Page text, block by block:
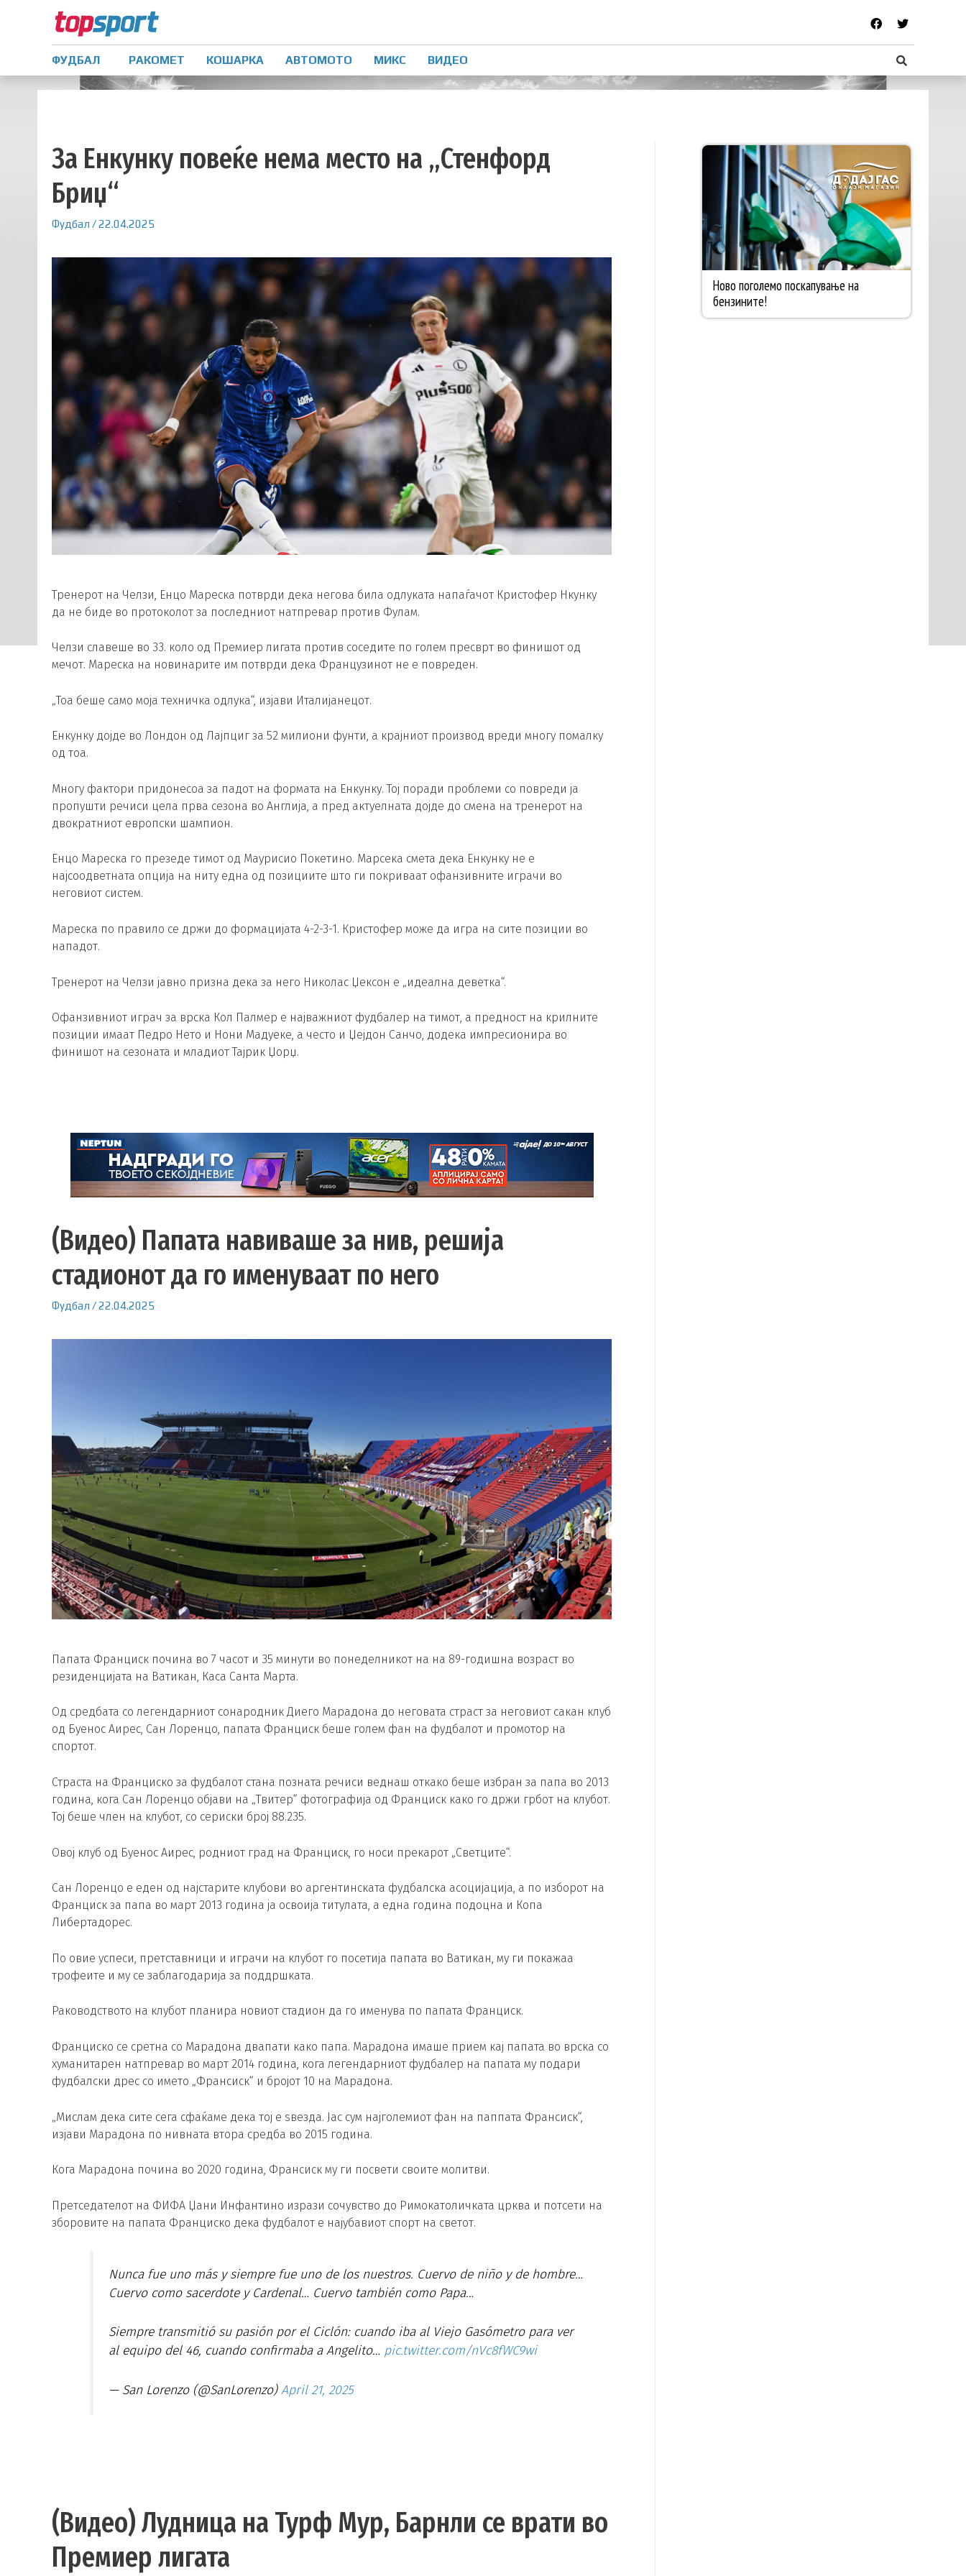
ФУДБАЛ РАКОМЕТ КОШАРКА АВТОМОТО МИКС ВИДЕО
За Енкунку повеќе нема место на „Стенфорд
Бриџ“
Фудбал /22.04.2025
Тренерот на Челзи, Енцо Мареска потврди дека негова била одлуката напаѓачот Кристофер Нкунку
да не биде во протоколот за последниот натпревар против Фулам.
Челзи славеше во 33. коло од Премиер лигата против соседите по голем пресврт во финишот од
мечот. Мареска на новинарите им потврди дека Французинот не е повреден.
„Тоа беше само моја техничка одлука“, изјави Италијанецот.
Енкунку дојде во Лондон од Лајпциг за 52 милиони фунти, а крајниот производ вреди многу помалку
од тоа.
Многу фактори придонесоа за падот на формата на Енкунку. Тој поради проблеми со повреди ја
пропушти речиси цела прва сезона во Англија, а пред актуелната дојде до смена на тренерот на
двократниот европски шампион.
Енцо Мареска го презеде тимот од Маурисио Покетино. Марсека смета дека Енкунку не е
најсоодветната опција на ниту една од позициите што ги покриваат офанзивните играчи во
неговиот систем.
Мареска по правило се држи до формацијата 4-2-3-1. Кристофер може да игра на сите позиции во
нападот.
Тренерот на Челзи јавно призна дека за него Николас Џексон е „идеална деветка“.
Офанзивниот играч за врска Кол Палмер е најважниот фудбалер на тимот, а предност на крилните
позиции имаат Педро Нето и Нони Мадуеке, а често и Џејдон Санчо, додека импресионира во
финишот на сезоната и младиот Тајрик Џорџ.
(Видео) Папата навиваше за нив, решија
стадионот да го именуваат по него
Фудбал /22.04.2025
Папата Франциск почина во 7 часот и 35 минути во понеделникот на на 89-годишна возраст во
резиденцијата на Ватикан, Каса Санта Марта.
Од средбата со легендарниот сонародник Диего Марадона до неговата страст за неговиот сакан клуб
од Буенос Аирес, Сан Лоренцо, папата Франциск беше голем фан на фудбалот и промотор на
спортот.
Страста на Франциско за фудбалот стана позната речиси веднаш откако беше избран за папа во 2013
година, кога Сан Лоренцо објави на „Твитер“ фотографија од Франциск како го држи грбот на клубот.
Тој беше член на клубот, со сериски број 88.235.
Овој клуб од Буенос Аирес, родниот град на Франциск, го носи прекарот „Светците“.
Сан Лоренцо е еден од најстарите клубови во аргентинската фудбалска асоцијација, а по изборот на
Франциск за папа во март 2013 година ја освоија титулата, а една година подоцна и Копа
Либертадорес.
По овие успеси, претставници и играчи на клубот го посетија папата во Ватикан, му ги покажаа
трофеите и му се заблагодарија за поддршката.
Раководството на клубот планира новиот стадион да го именува по папата Франциск.
Франциско се сретна со Марадона двапати како папа. Марадона имаше прием кај папата во врска со
хуманитарен натпревар во март 2014 година, кога легендарниот фудбалер на папата му подари
фудбалски дрес со името „Франсиск“ и бројот 10 на Марадона.
„Мислам дека сите сега сфаќаме дека тој е ѕвезда. Јас сум најголемиот фан на паппата Франсиск“,
изјави Марадона по нивната втора средба во 2015 година.
Кога Марадона почина во 2020 година, Франсиск му ги посвети своите молитви.
Претседателот на ФИФА Џани Инфантино изрази сочувство до Римокатоличката црква и потсети на
зборовите на папата Франциско дека фудбалот е најубавиот спорт на светот.
Nunca fue uno más y siempre fue uno de los nuestros. Cuervo de niño y de hombre…
Cuervo como sacerdote y Cardenal… Cuervo también como Papa…
Siempre transmitió su pasión por el Ciclón: cuando iba al Viejo Gasómetro para ver
al equipo del 46, cuando confirmaba a Angelito… pic.twitter.com/nVc8fWC9wi
— San Lorenzo (@SanLorenzo)April 21, 2025
(Видео) Лудница на Турф Мур, Барнли се врати во
Премиер лигата